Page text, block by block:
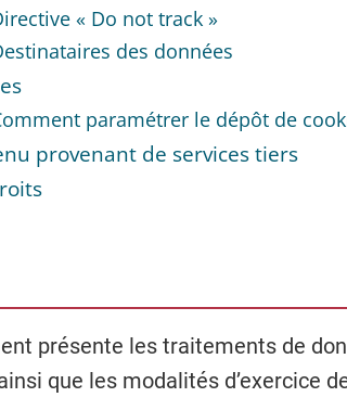
« Do not track »
des données
paramétrer le dépôt de
provenant de services tiers
présente les traitements de
que les modalités d’exercice